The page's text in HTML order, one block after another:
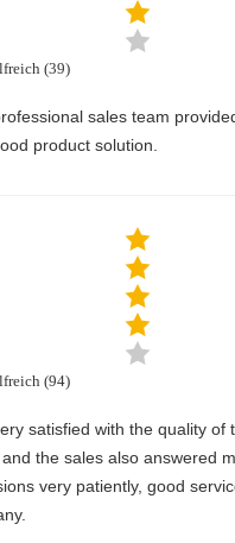
(39)
sales team
product solution.
(94)
satisfied with the quality of
the sales also answered
very patiently, good